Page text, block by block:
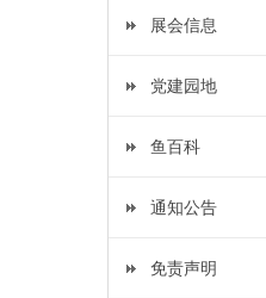
展会信息
党建园地
鱼百科
通知公告
免责声明